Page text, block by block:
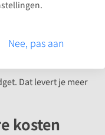
klaar op één plek
direct aan. Presteert
je dat eenvoudig
Dat levert je meer
kosten
Nee, pas aan